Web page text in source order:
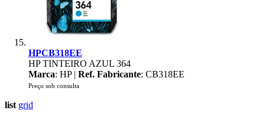
HPCB318EE
HP TINTEIRO AZUL 364
Marca: HP | Ref. Fabricante: CB318EE
Preço sob consulta
list grid